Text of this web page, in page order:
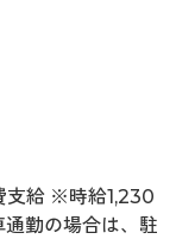
支給 ※時給1,230
勤の場合は、駐